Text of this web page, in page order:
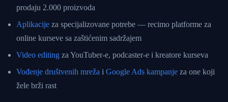
prodaju 2.000 proizvoda
Aplikacije za specijalizovane potrebe — recimo platforme za
online kurseve sa zaštićenim sadržajem
Video editing za YouTuber-e, podcaster-e i kreatore kurseva
Vođenje društvenih mreža i Google Ads kampanje za one koji
žele brži rast